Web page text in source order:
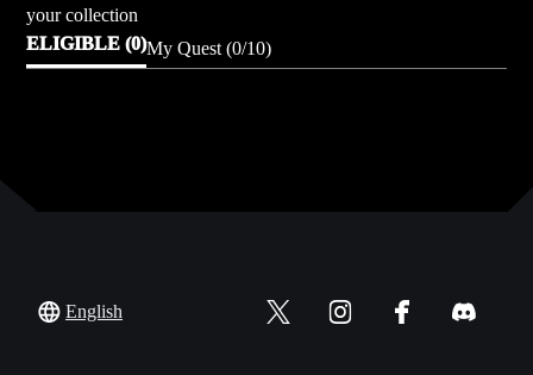
your collection
ELIGIBLE (0)My Quest (0/10)
English